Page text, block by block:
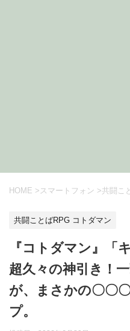
HOME > スマートフォン >共闘こ
共闘ことばRPG コトダマン
『コトダマン』「
超久々の神引き！
が、まさかの〇〇
プ。